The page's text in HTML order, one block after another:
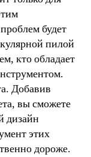
будет
пилой
кто обладает
Добавив
вы сможете
дизайн
этих
дороже.